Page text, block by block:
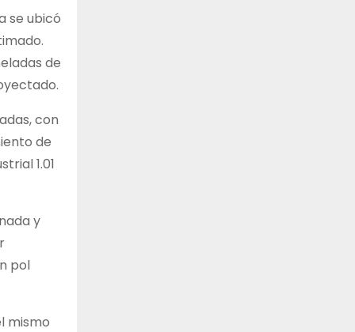
se ubicó
de
con
de
1.01
y
pol
mismo